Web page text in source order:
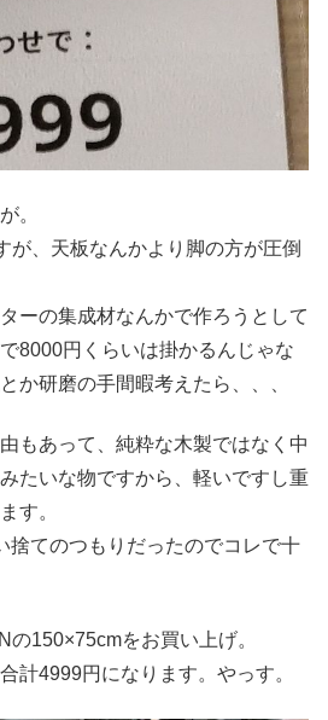
。
が、天板なんかより脚の方が圧倒
ーの集成材なんかで作ろうとして
8000円くらいは掛かるんじゃな
か研磨の手間暇考えたら、、、
もあって、純粋な木製ではなく中
たいな物ですから、軽いですし重
す。
捨てのつもりだったのでコレで十
の150×75cmをお買い上げ。
計4999円になります。やっす。